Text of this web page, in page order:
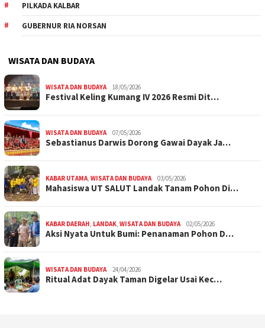
PILKADA KALBAR
GUBERNUR RIA NORSAN
WISATA DAN BUDAYA
WISATA DAN BUDAYA 18/05/2026
Festival Keling Kumang IV 2026 Resmi Dit…
WISATA DAN BUDAYA 07/05/2026
Sebastianus Darwis Dorong Gawai Dayak Ja…
KABAR UTAMA, WISATA DAN BUDAYA 03/05/2026
Mahasiswa UT SALUT Landak Tanam Pohon Di…
KABAR DAERAH, LANDAK, WISATA DAN BUDAYA 02/05/2026
Aksi Nyata Untuk Bumi: Penanaman Pohon D…
WISATA DAN BUDAYA 24/04/2026
Ritual Adat Dayak Taman Digelar Usai Kec…